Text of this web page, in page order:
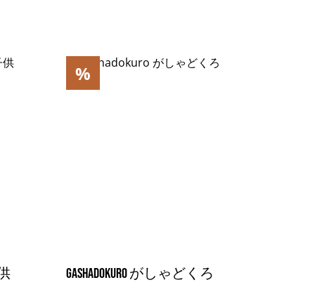
%
Gashadokuro がしゃどくろ